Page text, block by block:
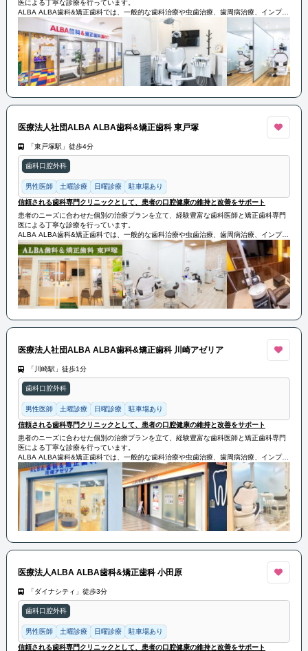
医による丁寧な診療を行っています。
ALBA ALBA歯科&矯正歯科では、一般的な歯科治療や虫歯治療、歯周病治療、インプラ
ント治療などの幅広い治療を提供しています。
また、矯正歯科では、歯並びの矯正や顎の形態改善、咬合の修正などの治療を専門とし
ています。患者の歯の健康を守るために、予防歯科にも力を入れており、定期的な検診
やクリーニング、フッ素塗布などの予防処置も行っています。
ALBA ALBA歯科&矯正歯科は、信頼される歯科専門クリニックとして、患者の口腔健康
の維持と改善をサポートしています。
医療法人社団ALBA ALBA歯科&矯正歯科 東戸塚
「東戸塚駅」徒歩4分
歯科口腔外科
男性医師 土曜診療 日曜診療 駐車場あり
信頼される歯科専門クリニックとして、患者の口腔健康の維持と改善をサポート
患者のニーズに合わせた個別の治療プランを立て、経験豊富な歯科医師と矯正歯科専門
医による丁寧な診療を行っています。
ALBA ALBA歯科&矯正歯科では、一般的な歯科治療や虫歯治療、歯周病治療、インプラ
ント治療などの幅広い治療を提供しています。
また、矯正歯科では、歯並びの矯正や顎の形態改善、咬合の修正などの治療を専門とし
ています。患者の歯の健康を守るために、予防歯科にも力を入れており、定期的な検診
やクリーニング、フッ素塗布などの予防処置も行っています。
ALBA ALBA歯科&矯正歯科は、信頼される歯科専門クリニックとして、患者の口腔健康
の維持と改善をサポートしています。
医療法人社団ALBA ALBA歯科&矯正歯科 川崎アゼリア
「川崎駅」徒歩1分
歯科口腔外科
男性医師 土曜診療 日曜診療 駐車場あり
信頼される歯科専門クリニックとして、患者の口腔健康の維持と改善をサポート
患者のニーズに合わせた個別の治療プランを立て、経験豊富な歯科医師と矯正歯科専門
医による丁寧な診療を行っています。
ALBA ALBA歯科&矯正歯科では、一般的な歯科治療や虫歯治療、歯周病治療、インプラ
ント治療などの幅広い治療を提供しています。
また、矯正歯科では、歯並びの矯正や顎の形態改善、咬合の修正などの治療を専門とし
ています。患者の歯の健康を守るために、予防歯科にも力を入れており、定期的な検診
やクリーニング、フッ素塗布などの予防処置も行っています。
ALBA ALBA歯科&矯正歯科は、信頼される歯科専門クリニックとして、患者の口腔健康
の維持と改善をサポートしています。
医療法人ALBA ALBA歯科&矯正歯科 小田原
「ダイナシティ」徒歩3分
歯科口腔外科
男性医師 土曜診療 日曜診療 駐車場あり
信頼される歯科専門クリニックとして、患者の口腔健康の維持と改善をサポート